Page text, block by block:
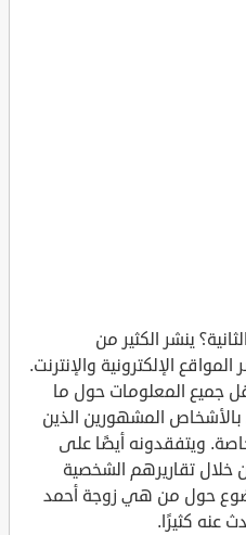
ينشر الكثير من
الإلكترونية والإنترنت.
جميع المعلومات حول ما
بالأشخاص المشهورين الذين
ويتفقدونه أيضًا على
خلال تقاريرهم الشخصية
حول من هي زوجة أحمد
عنه كثيرًا.